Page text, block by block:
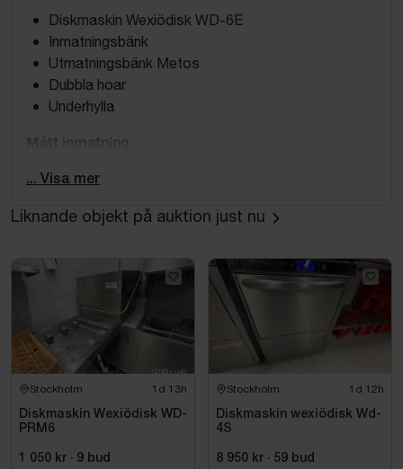
Diskmaskin Wexiödisk WD-6E
Inmatningsbänk
Utmatningsbänk Metos
Dubbla hoar
Underhylla
165x90 cm
Mått utmatning
Mått diskmaskin
Djup: 63 cm
Bredd: 60 cm
Höjd: 143 cm
Höjd öppen: 182 cm
Data
380 V
... Visa mer
Liknande objekt på auktion just nu
Stockholm 1d 13h
Diskmaskin Wexiödisk WD-
PRM6
1 050 kr · 9 bud
Stockholm 1d 12h
Diskmaskin wexiödisk Wd-
4S
8 950 kr · 59 bud